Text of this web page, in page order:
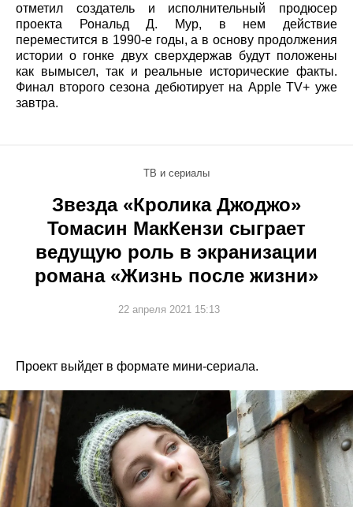
отметил создатель и исполнительный продюсер
проекта Рональд Д. Мур, в нем действие
переместится в 1990-е годы, а в основу продолжения
истории о гонке двух сверхдержав будут положены
как вымысел, так и реальные исторические факты.
Финал второго сезона дебютирует на Apple TV+ уже
завтра.
ТВ и сериалы
Звезда «Кролика Джоджо»
Томасин МакКензи сыграет
ведущую роль в экранизации
романа «Жизнь после жизни»
22 апреля 2021 15:13
Проект выйдет в формате мини-сериала.